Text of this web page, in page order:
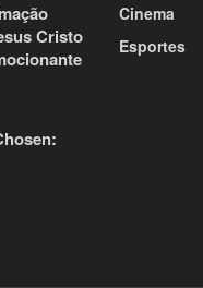
Cristo
Cinema
Esportes